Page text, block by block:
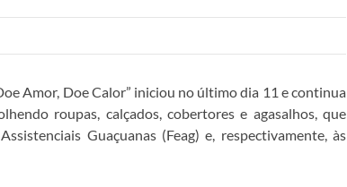
Amor, Doe Calor” iniciou no último dia 11 e continua
roupas, calçados, cobertores e agasalhos, que
Guaçuanas (Feag) e, respectivamente, às